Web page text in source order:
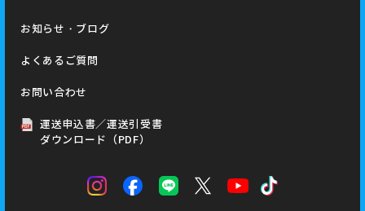
お知らせ・ブログ
よくあるご質問
お問い合わせ
運送申込書／運送引受書
ダウンロード（PDF）